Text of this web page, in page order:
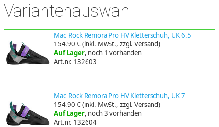
Variantenauswahl
Mad Rock Remora Pro HV Kletterschuh, UK 6.5
154,90 €(inkl. MwSt., zzgl. Versand)
Auf Lager, noch 1 vorhanden
Art.nr. 132603
Mad Rock Remora Pro HV Kletterschuh, UK 7
154,90 €(inkl. MwSt., zzgl. Versand)
Auf Lager, noch 3 vorhanden
Art.nr. 132604